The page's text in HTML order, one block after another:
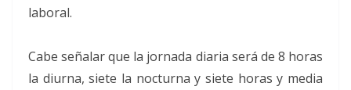
laboral.
Cabe señalar que la jornada diaria será de 8 horas
la diurna, siete la nocturna y siete horas y media